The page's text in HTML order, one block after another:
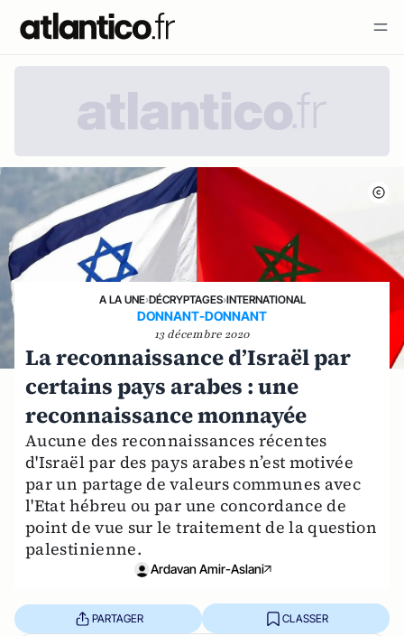
A LA UNE›DÉCRYPTAGES›INTERNATIONAL
DONNANT-DONNANT
13 décembre 2020
La reconnaissance d’Israël par
certains pays arabes : une
reconnaissance monnayée
Aucune des reconnaissances récentes
d'Israël par des pays arabes n’est motivée
par un partage de valeurs communes avec
l'Etat hébreu ou par une concordance de
point de vue sur le traitement de la question
palestinienne.
Ardavan Amir-Aslani
PARTAGER CLASSER